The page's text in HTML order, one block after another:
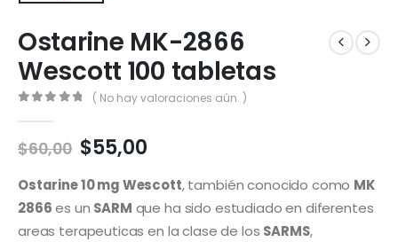
Ostarine MK-2866
Wescott 100 tabletas
( No hay valoraciones aún. )
$60,00 El
precio
original
era:
$60,00.
$55,00El
actual
es:
$55,00.
Ostarine 10 mg Wescott, también conocido como MK
2866es un SARM que ha sido estudiado en diferentes
areas terapeuticas en la clase de los SARMS,